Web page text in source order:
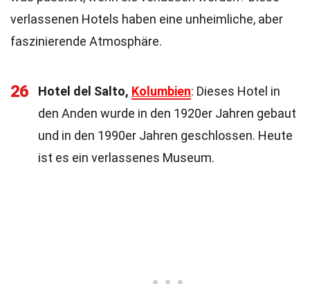
verlassenen Hotels haben eine unheimliche, aber
faszinierende Atmosphäre.
26 Hotel del Salto, Kolumbien: Dieses Hotel in
den Anden wurde in den 1920er Jahren gebaut
und in den 1990er Jahren geschlossen. Heute
ist es ein verlassenes Museum.